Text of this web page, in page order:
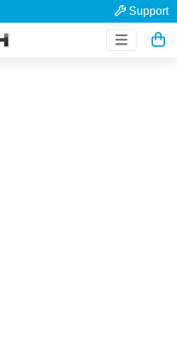
Support